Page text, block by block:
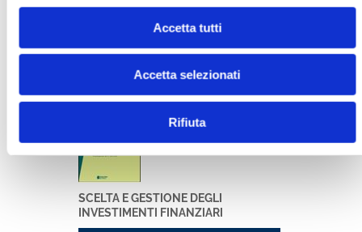
Accetta tutti
Accetta selezionati
Rifiuta
BANCA, SISTEMI E MODELLI
SCELTA E GESTIONE DEGLI
INVESTIMENTI FINANZIARI